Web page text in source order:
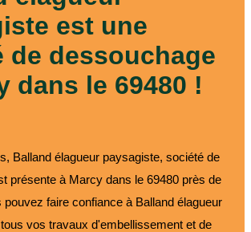
est une
de dessouchage
dans le 69480 !
Balland élagueur paysagiste, société de
présente à Marcy dans le 69480 près de
faire confiance à Balland élagueur
vos travaux d'embellissement et de